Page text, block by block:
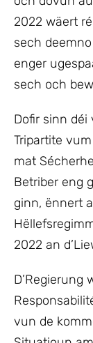
2022 wäert
sech
enger
sech och
Dofir sinn déi
Tripartite
mat
Betriber eng
ginn, ënnert
2022 an
D’Regierung
vun de